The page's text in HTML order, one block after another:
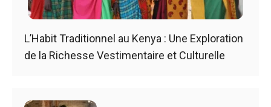
L’Habit Traditionnel au Kenya : Une Exploration
de la Richesse Vestimentaire et Culturelle